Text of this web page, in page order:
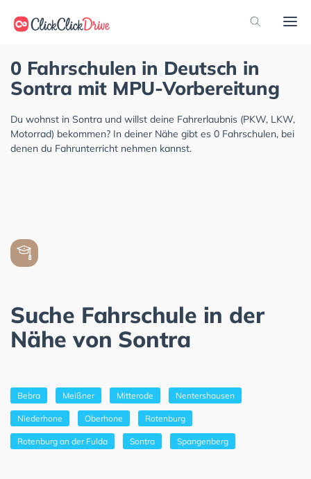
0 Fahrschulen in Deutsch in
Sontra mit MPU-Vorbereitung
Du wohnst in Sontra und willst deine Fahrerlaubnis (PKW, LKW,
Motorrad) bekommen? In deiner Nähe gibt es 0 Fahrschulen, bei
denen du Fahrunterricht nehmen kannst.
Suche Fahrschule in der
Nähe von Sontra
Bebra Meißner Mitterode Nentershausen
Niederhone Oberhone Rotenburg
Rotenburg an der Fulda Sontra Spangenberg